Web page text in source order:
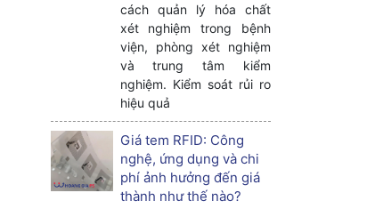
cách quản lý hóa chất
xét nghiệm trong bệnh
viện, phòng xét nghiệm
và trung tâm kiểm
nghiệm. Kiểm soát rủi ro
hiệu quả
Giá tem RFID: Công
nghệ, ứng dụng và chi
phí ảnh hưởng đến giá
thành như thế nào?